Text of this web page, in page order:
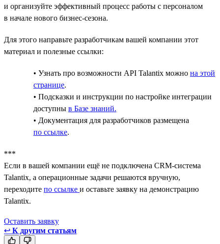
и организуйте эффективный процесс работы с персоналом
в начале нового бизнес-сезона.
Для этого направьте разработчикам вашей компании этот
материал и полезные ссылки:
• Узнать про возможности API Talantix можно на этой
странице.
• Подсказки и инструкции по настройке интеграции
доступны в Базе знаний.
• Документация для разработчиков размещена
по ссылке.
***
Если в вашей компании ещё не подключена CRM-система
Talantix, а операционные задачи решаются вручную,
переходите по ссылке и оставьте заявку на демонстрацию
Talantix.
Оставить заявкy
↩ К другим статьям